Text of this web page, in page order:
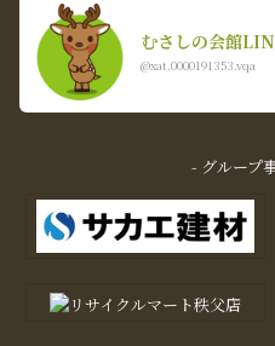
むさしの会館
@xat.0000191353.vqa
- グループ